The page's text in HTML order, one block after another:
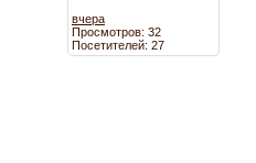
вчера
Просмотров: 32
Посетителей: 27